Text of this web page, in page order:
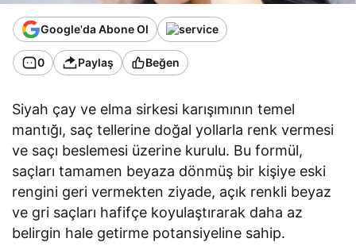
Google'da Abone Ol
0 Paylaş Beğen
Siyah çay ve elma sirkesi karışımının temel
mantığı, saç tellerine doğal yollarla renk vermesi
ve saçı beslemesi üzerine kurulu. Bu formül,
saçları tamamen beyaza dönmüş bir kişiye eski
rengini geri vermekten ziyade, açık renkli beyaz
ve gri saçları hafifçe koyulaştırarak daha az
belirgin hale getirme potansiyeline sahip.